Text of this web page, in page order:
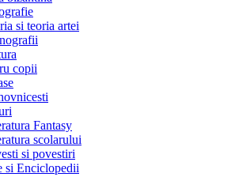
si teoria artei
copii
Fantasy
scolarului
si povestiri
si Enciclopedii